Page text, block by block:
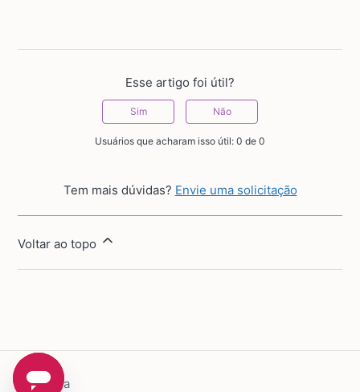
Esse artigo foi útil?
Sim Não
Usuários que acharam isso útil: 0 de 0
Tem mais dúvidas? Envie uma solicitação
Voltar ao topo
Sapatella